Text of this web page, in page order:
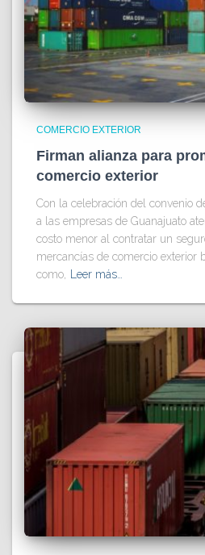
COMERCIO EXTERIOR
Firman alianza para
comercio exterior
Con la celebración del convenio
a las empresas de Guanajuato
costo menor al contratar un
mercancías de comercio exterior
como, Leer más…